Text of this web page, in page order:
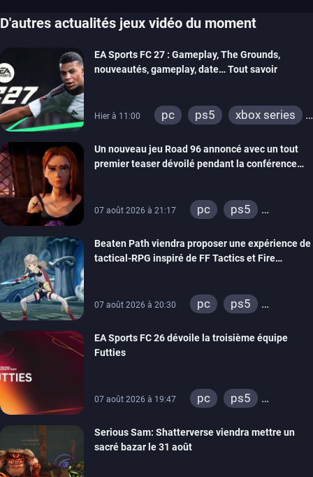
D'autres actualités jeux vidéo du moment
EA Sports FC 27 : Gameplay, The Grounds,
nouveautés, gameplay, date… Tout savoir
Hier à 11:00 pc ps5
xbox series
Un nouveau jeu Road 96 annoncé avec un tout
premier teaser dévoilé pendant la conférence
07 août 2026 à 21:17 pc
ps5
switch
stadia
ps4
xbox one
Beaten Path viendra proposer une expérience de
tactical-RPG inspiré de FF Tactics et Fire
07 août 2026 à 20:30 pc
ps5
switch
EA Sports FC 26 dévoile la troisième équipe
Futties
07 août 2026 à 19:47 pc
ps5
switch
ps4
Serious Sam: Shatterverse viendra mettre un
sacré bazar le 31 août